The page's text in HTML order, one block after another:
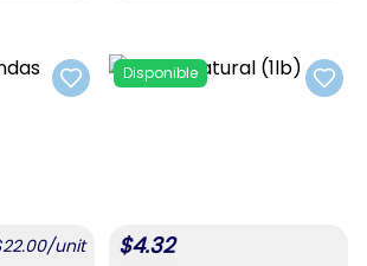
Add to favorites
22.00/unit
Add
Disponible
$4.32